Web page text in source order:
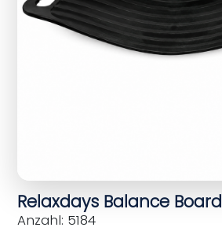
Relaxdays Balance
Anzahl: 5184